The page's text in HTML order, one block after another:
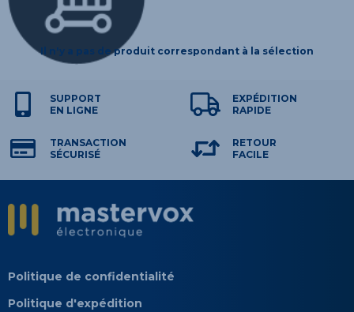
Il n'y a pas de produit correspondant à la sélection
SUPPORT
EN LIGNE
EXPÉDITION
RAPIDE
TRANSACTION
SÉCURISÉ
RETOUR
FACILE
Politique de confidentialité
Politique d'expédition